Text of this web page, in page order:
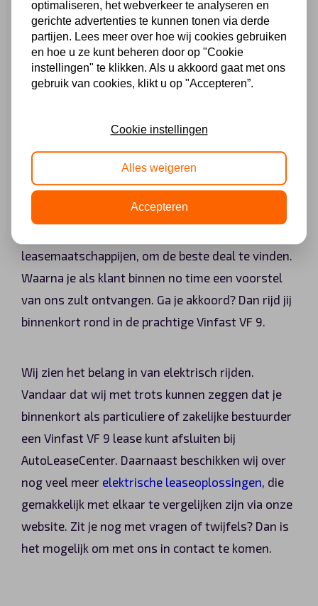
terecht bij AutoLeaseCenter. Wij staan onder veel
klanten bekend als de nummer één op het gebied
van elektrische leaseoplossingen. Waarom? Bij
ons betaal je een vast laag bedrag per maand en
Zodra wij de Vinfast VF 9 online hebben staan, is
het mogelijk om een persoonlijke offerte aan te
vragen. Vervolgens voeren onze medewerkers
leasemaatschappijen, om de beste deal te vinden.
Waarna je als klant binnen no time een voorstel
van ons zult ontvangen. Ga je akkoord? Dan rijd jij
binnenkort rond in de prachtige Vinfast VF 9.
Wij zien het belang in van elektrisch rijden.
Vandaar dat wij met trots kunnen zeggen dat je
binnenkort als particuliere of zakelijke bestuurder
een Vinfast VF 9 lease kunt afsluiten bij
AutoLeaseCenter. Daarnaast beschikken wij over
nog veel meer elektrische leaseoplossingen , die
gemakkelijk met elkaar te vergelijken zijn via onze
website. Zit je nog met vragen of twijfels? Dan is
het mogelijk om met ons in contact te komen.
optimaliseren, het webverkeer te analyseren en
gerichte advertenties te kunnen tonen via derde
partijen. Lees meer over hoe wij cookies gebruiken
en hoe u ze kunt beheren door op "Cookie
instellingen" te klikken. Als u akkoord gaat met ons
gebruik van cookies, klikt u op "Accepteren”.
Cookie instellingen
Alles weigeren
Accepteren